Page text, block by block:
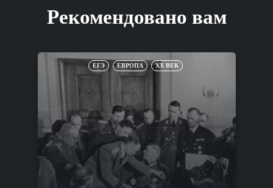
Рекомендовано вам
ЕГЭ ЕВРОПА XX ВЕК